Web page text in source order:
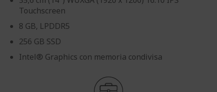
Touchscreen
8 GB, LPDDR5
256 GB SSD
Intel® Graphics con memoria condivisa